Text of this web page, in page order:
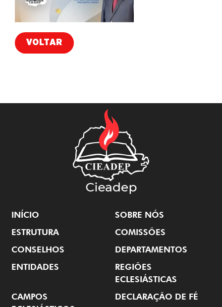
VOLTAR
INÍCIO
SOBRE NÓS
ESTRUTURA
COMISSÕES
CONSELHOS
DEPARTAMENTOS
ENTIDADES
REGIÕES
ECLESIÁSTICAS
CAMPOS
DECLARAÇÃO DE FÉ